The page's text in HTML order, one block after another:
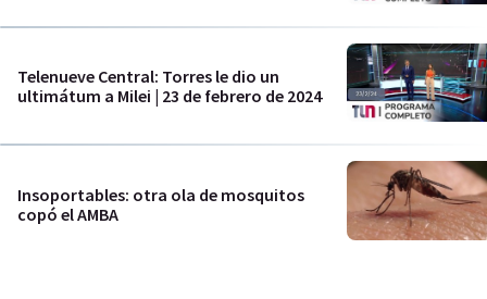
Telenueve Central: Torres le dio un
ultimátum a Milei | 23 de febrero de 2024
Insoportables: otra ola de mosquitos
copó el AMBA